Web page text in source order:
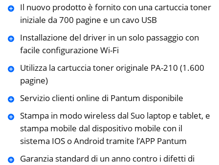
Il nuovo prodotto è fornito con una cartuccia toner
iniziale da 700 pagine e un cavo USB
Installazione del driver in un solo passaggio con
facile configurazione Wi-Fi
Utilizza la cartuccia toner originale PA-210 (1.600
pagine)
Servizio clienti online di Pantum disponibile
Stampa in modo wireless dal Suo laptop e tablet, e
stampa mobile dal dispositivo mobile con il
sistema IOS o Android tramite l’APP Pantum
Garanzia standard di un anno contro i difetti di